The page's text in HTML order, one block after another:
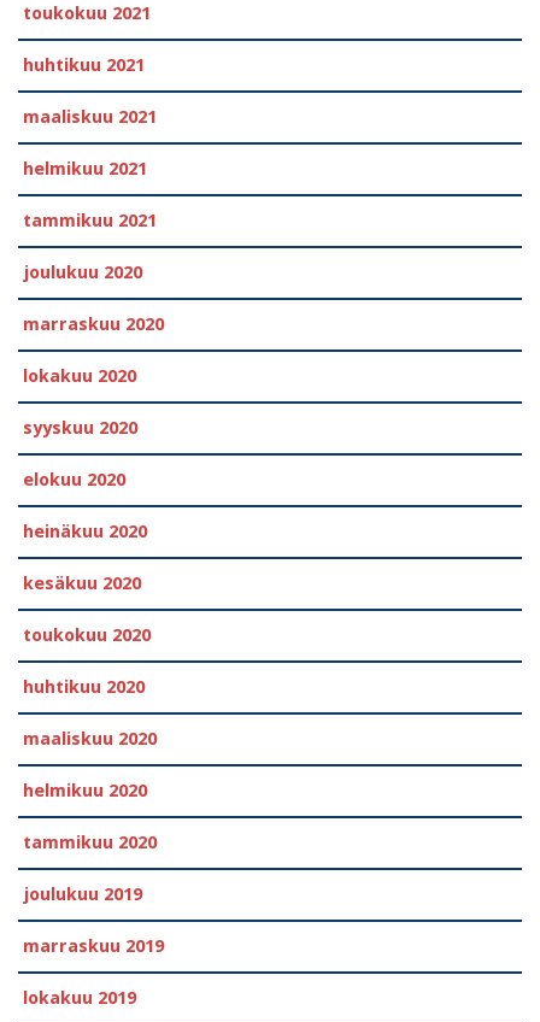
toukokuu 2021
huhtikuu 2021
maaliskuu 2021
helmikuu 2021
tammikuu 2021
joulukuu 2020
marraskuu 2020
lokakuu 2020
syyskuu 2020
elokuu 2020
heinäkuu 2020
kesäkuu 2020
toukokuu 2020
huhtikuu 2020
maaliskuu 2020
helmikuu 2020
tammikuu 2020
joulukuu 2019
marraskuu 2019
lokakuu 2019